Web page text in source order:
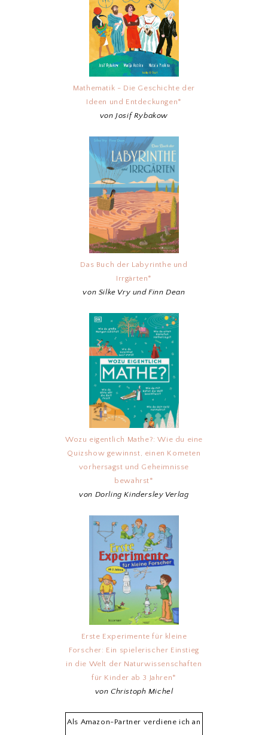
Mathematik - Die Geschichte der
Ideen und Entdeckungen*
von Josif Rybakow
Das Buch der Labyrinthe und
Irrgärten*
von Silke Vry und Finn Dean
Wozu eigentlich Mathe?: Wie du eine
Quizshow gewinnst, einen Kometen
vorhersagst und Geheimnisse
bewahrst*
von Dorling Kindersley Verlag
Erste Experimente für kleine
Forscher: Ein spielerischer Einstieg
in die Welt der Naturwissenschaften
für Kinder ab 3 Jahren*
von Christoph Michel
Als Amazon-Partner verdiene ich an